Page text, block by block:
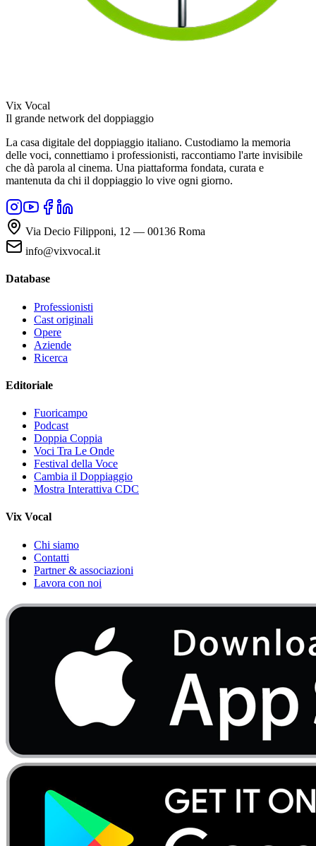
Vix Vocal
Il grande network del doppiaggio
La casa digitale del doppiaggio italiano. Custodiamo la memoria
delle voci, connettiamo i professionisti, raccontiamo l'arte invisibile
che dà parola al cinema. Una piattaforma fondata, curata e
mantenuta da chi il doppiaggio lo vive ogni giorno.
Via Decio Filipponi, 12 — 00136 Roma
info@vixvocal.it
Database
Professionisti
Cast originali
Opere
Aziende
Ricerca
Editoriale
Fuoricampo
Podcast
Doppia Coppia
Voci Tra Le Onde
Festival della Voce
Cambia il Doppiaggio
Mostra Interattiva CDC
Vix Vocal
Chi siamo
Contatti
Partner & associazioni
Lavora con noi